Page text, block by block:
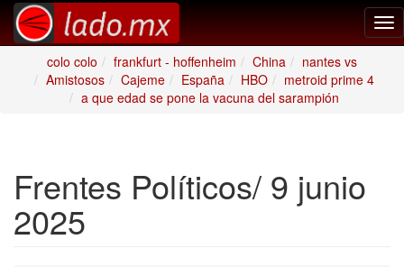
colo colo
frankfurt - hoffenheim China
nantes vs
Amistosos
Cajeme España HBO
metroid prime 4
a que edad se pone la vacuna del sarampión
Frentes Políticos/ 9 junio
2025